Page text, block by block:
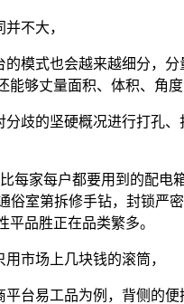
不大，
模式也会越来越细分，分
够丈量面积、体积、角度
歧的坚硬概况进行打孔、
家每户都要用到的配电
俗室第拆修手钻，封锁严
品胜正在品类繁多。
市场上几块钱的滚筒，
台易工品为例，背侧的便